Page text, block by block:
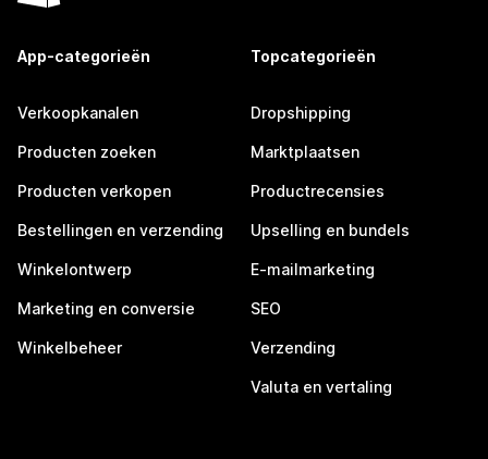
App-categorieën
Verkoopkanalen
Producten zoeken
Producten verkopen
Bestellingen en verzending
Winkelontwerp
Marketing en conversie
Winkelbeheer
Topcategorieën
Dropshipping
Marktplaatsen
Productrecensies
Upselling en bundels
E-mailmarketing
SEO
Verzending
Valuta en vertaling